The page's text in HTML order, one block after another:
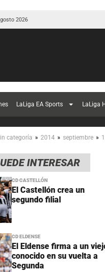
2026
LaLiga EA Sports LaLiga
categoría » 2014 » septiembre »
INTERESAR
CD CASTELLÓN
El Castellón crea un
segundo filial
CD ELDENSE
El Eldense firma a un
conocido en su vuelta a
Segunda